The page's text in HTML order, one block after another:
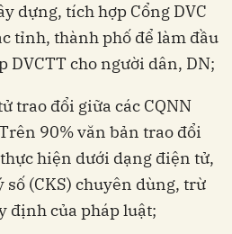
dựng, tích hợp Cổng DVC
tỉnh, thành phố để làm đầu
DVCTT cho người dân, DN;
trao đổi giữa các CQNN
90% văn bản trao đổi
hiện dưới dạng điện tử,
số (CKS) chuyên dùng, trừ
định của pháp luật;